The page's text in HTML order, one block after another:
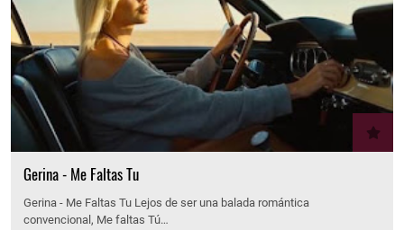
Gerina - Me Faltas Tu
Gerina - Me Faltas Tu Lejos de ser una balada romántica
convencional, Me faltas Tú…